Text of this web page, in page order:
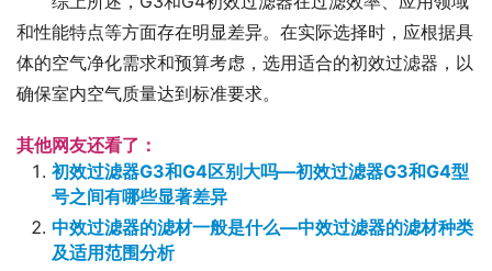
和性能特点等方面存在明显差异。在实际选择时，应根据具
体的空气净化需求和预算考虑，选用适合的初效过滤器，以
确保室内空气质量达到标准要求。
其他网友还看了：
初效过滤器G3和G4区别大吗—初效过滤器G3和G4型
号之间有哪些显著差异
中效过滤器的滤材一般是什么—中效过滤器的滤材种类
及适用范围分析